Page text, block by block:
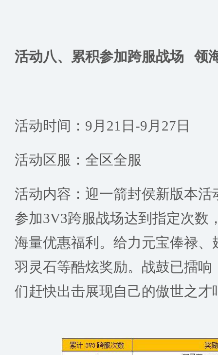
活动八、累积参加跨服战场 领
活动时间：9月21日-9月27日
活动区服：全区全服
活动内容：迎一箭封侯新版本活
参加3V3跨服战场达到指定次数
海量优惠福利。给力元宝俸禄、
羽灵石等酷炫奖励。战鼓已擂响
们赶快出击展现自己的傲世之才